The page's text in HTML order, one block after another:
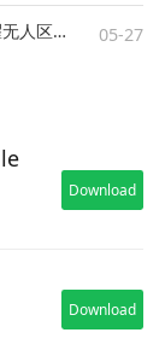
王者荣耀无人区是哪个省2020 王者荣耀无人区在哪些地方 05-27
Download
Download